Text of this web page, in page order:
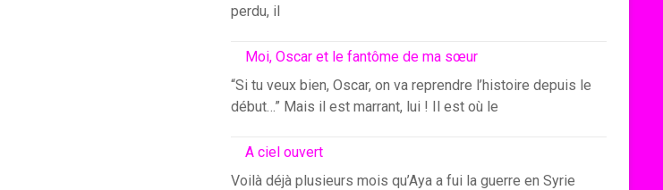
perdu, il
Moi, Oscar et le fantôme de ma sœur
“Si tu veux bien, Oscar, on va reprendre l’histoire depuis le
début…” Mais il est marrant, lui ! Il est où le
A ciel ouvert
Voilà déjà plusieurs mois qu’Aya a fui la guerre en Syrie